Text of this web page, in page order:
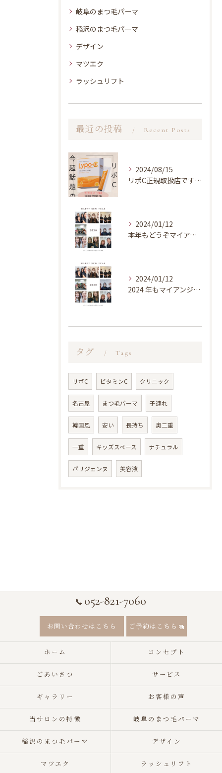
岐阜のまつ毛パーマ
稲沢のまつ毛パーマ
デザイン
マツエク
ラッシュリフト
最近の投稿 Recent Posts
2024/08/15
リポC正規取扱店です！！
2024/01/12
本年もどうぞマイアンジェリーク岐阜店を宜しくお願い致します★
2024/01/12
2024 年もマイアンジェリーク竜美店を宜しくお願い致します...
タグ Tags
リポC ビタミンC クリニック
名古屋 まつ毛パーマ 子連れ
韓国風 安い 長持ち 奥二重
一重 キッズスペース ナチュラル
パリジェンヌ 美容液
052-821-7060
お問い合わせはこちら ご予約はこちら
ホーム コンセプト
ごあいさつ サービス
ギャラリー お客様の声
当サロンの特徴 岐阜のまつ毛パーマ
稲沢のまつ毛パーマ デザイン
マツエク ラッシュリフト